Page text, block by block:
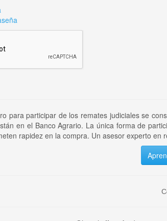
para participar de los remates judiciales se
en el Banco Agrario. La única forma de
rapidez en la compra. Un asesor experto en